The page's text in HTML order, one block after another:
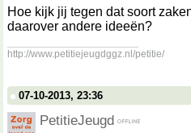
Hoe kijk jij tegen dat soort
daarover andere ideeën?
http://www.petitiejeugdggz.nl/petitie/
07-10-2013, 23:36
PetitieJeugd